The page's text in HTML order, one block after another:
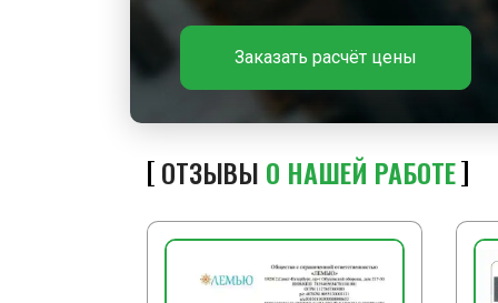
Заказать расчёт цены
ОТЗЫВЫ О НАШЕЙ РАБОТЕ